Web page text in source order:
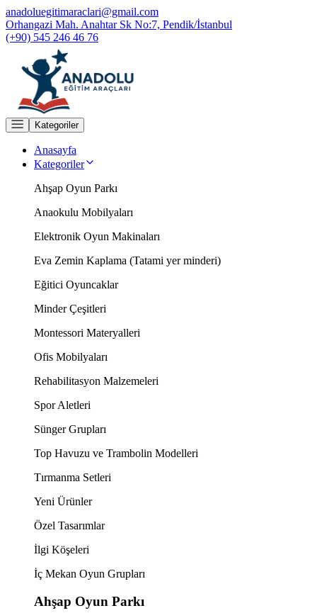
anadoluegitimaraclari@gmail.com
Orhangazi Mah. Anahtar Sk No:7, Pendik/İstanbul
(+90) 545 246 46 76
Kategoriler
Anasayfa
Kategoriler
Ahşap Oyun Parkı
Anaokulu Mobilyaları
Elektronik Oyun Makinaları
Eva Zemin Kaplama (Tatami yer minderi)
Eğitici Oyuncaklar
Minder Çeşitleri
Montessori Materyalleri
Ofis Mobilyaları
Rehabilitasyon Malzemeleri
Spor Aletleri
Sünger Grupları
Top Havuzu ve Trambolin Modelleri
Tırmanma Setleri
Yeni Ürünler
Özel Tasarımlar
İlgi Köşeleri
İç Mekan Oyun Grupları
Ahşap Oyun Parkı